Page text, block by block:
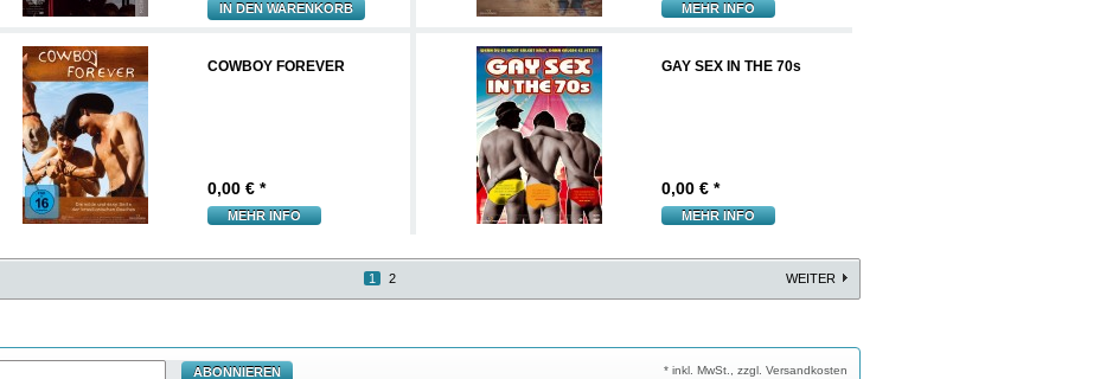
IN DEN WARENKORB MEHR INFO
COWBOY FOREVER
0,00 € *
MEHR INFO
GAY SEX IN THE 70s
0,00 € *
MEHR INFO
1 2 WEITER
ABONNIEREN * inkl. MwSt., zzgl. Versandkosten